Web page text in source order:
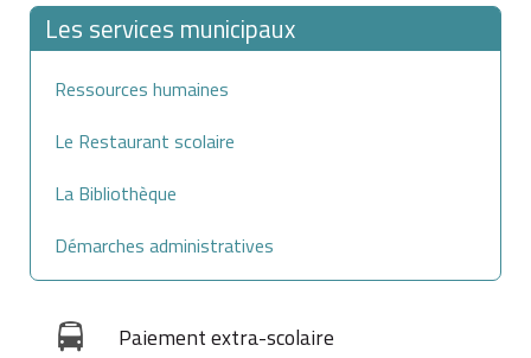
Les services municipaux
Ressources humaines
Le Restaurant scolaire
La Bibliothèque
Démarches administratives
Paiement extra-scolaire